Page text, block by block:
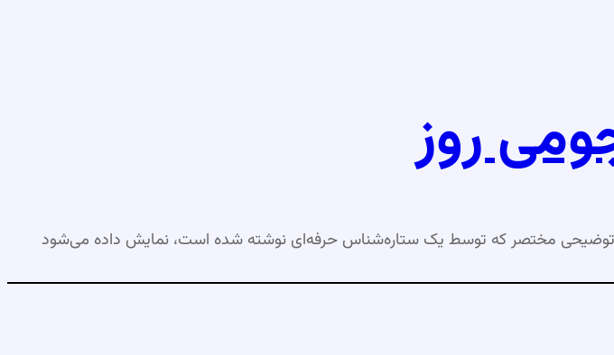
روز
توضیحی مختصر که توسط یک ستاره‌شناس حرفه‌ای نوشته شده است، نمایش داده می‌شود